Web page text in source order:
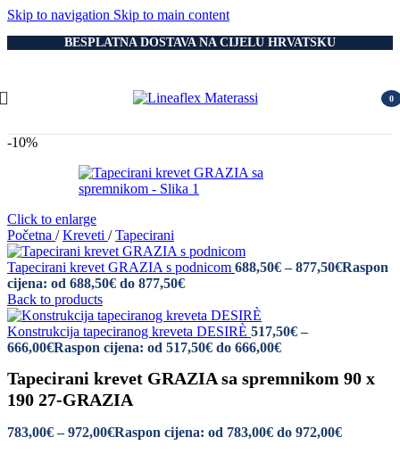
Skip to navigation Skip to main content
BESPLATNA DOSTAVA NA CIJELU HRVATSKU
0
-10%
Click to enlarge
Početna / Kreveti / Tapecirani
Tapecirani krevet GRAZIA s podnicom 688,50€ – 877,50€Raspon
cijena: od 688,50€ do 877,50€
Back to products
Konstrukcija tapeciranog kreveta DESIRÈ 517,50€ –
666,00€Raspon cijena: od 517,50€ do 666,00€
Tapecirani krevet GRAZIA sa spremnikom 90 x
190 27-GRAZIA
783,00€ – 972,00€Raspon cijena: od 783,00€ do 972,00€